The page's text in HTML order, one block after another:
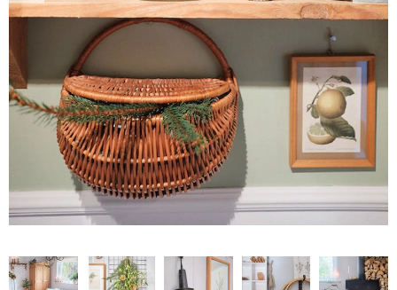
NATURALNIE
URODA
NATURALNA APTECZKA
DLA DOMU
EKO ŻYCIE